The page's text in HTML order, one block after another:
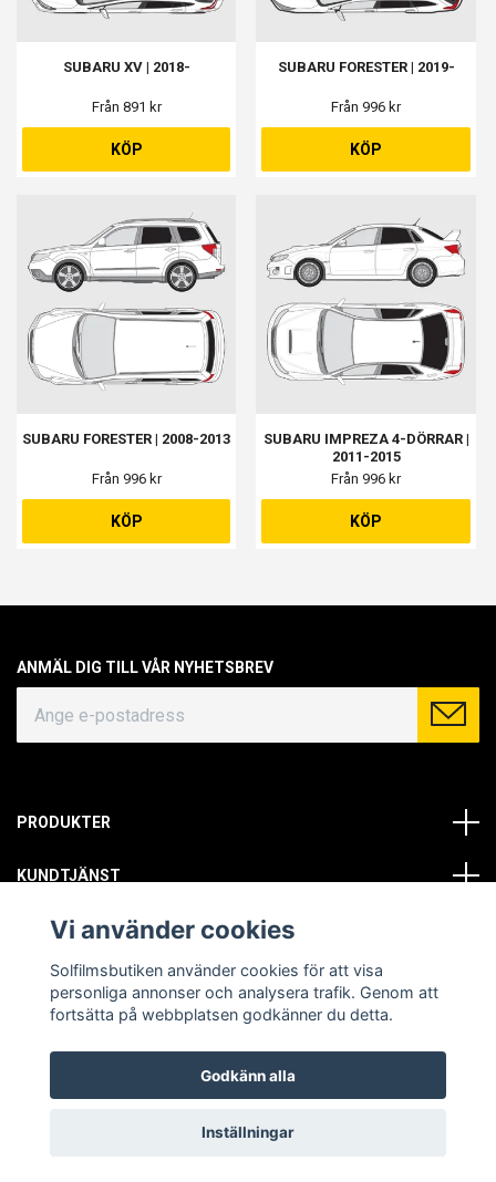
SUBARU XV | 2018-
Från 891 kr
KÖP
SUBARU FORESTER | 2019-
Från 996 kr
KÖP
SUBARU FORESTER | 2008-2013
Från 996 kr
KÖP
SUBARU IMPREZA 4-DÖRRAR |
2011-2015
Från 996 kr
KÖP
ANMÄL DIG TILL VÅR NYHETSBREV
PRODUKTER
KUNDTJÄNST
OM OSS
SOCIALA MEDIER
© Copyright 2026 Solfilmsbutiken. All rights reserved.
Vi använder cookies
Solfilmsbutiken använder cookies för att visa
personliga annonser och analysera trafik. Genom att
fortsätta på webbplatsen godkänner du detta.
Godkänn alla
Inställningar